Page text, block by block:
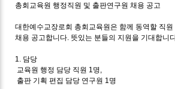
총회교육원 행정직원 및 출판연구원 채용 공고
대한예수교장로회 총회교육원은 함께 동역할 직원
채용 공고합니다. 뜻있는 분들의 지원을 기대합니
1. 담당
교육원 행정 담당 직원 1명,
출판 기획 편집 담당 연구원 1명
Sketchbook5, 스케